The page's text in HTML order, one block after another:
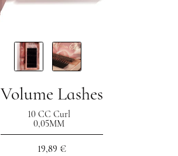
Volume Lashes
10 CC Curl
0,05MM
19,89 €